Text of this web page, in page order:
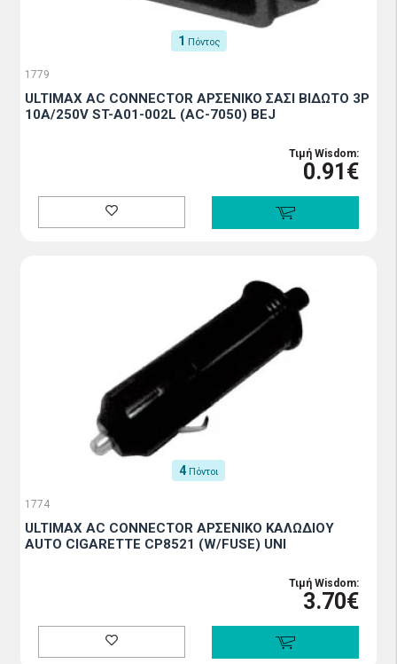
1 Πόντος
1779
ULTIMAX AC CONNECTOR ΑΡΣΕΝΙΚΟ ΣΑΣΙ ΒΙΔΩΤΟ 3P
10A/250V ST-A01-002L (AC-7050) BEJ
Τιμή Wisdom:
0.91€
4 Πόντοι
1774
ULTIMAX AC CONNECTOR ΑΡΣΕΝΙΚΟ ΚΑΛΩΔΙΟΥ
AUTO CIGARETTE CP8521 (W/FUSE) UNI
Τιμή Wisdom:
3.70€